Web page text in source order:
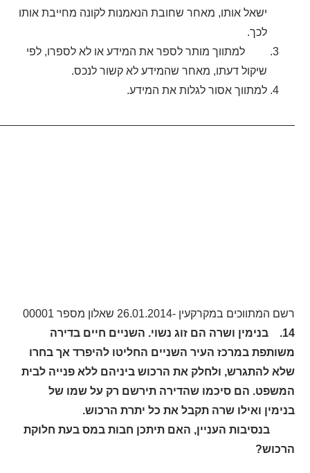
ישאל אותו, מאחר שחובת הנאמנות לקונה מחייבת אותו
לכך.
למתווך מותר לספר את המידע או לא לספרו, לפי
שיקול דעתו, מאחר שהמידע לא קשור לנכס.
למתווך אסור לגלות את המידע.
רשם המתווכים במקרקעין -26.01.2014 שאלון מספר 00001
14. בנימין ושרה הם זוג נשוי. השניים חיים בדירה
משותפת במרכז העיר השניים החליטו להיפרד אך בחרו
שלא להתגרש, ולחלק את הרכוש ביניהם ללא פנייה לבית
המשפט. הם סיכמו שהדירה תירשם רק על שמו של
בנימין ואילו שרה תקבל את כל יתרת הרכוש.
בנסיבות העניין, האם תיתכן חבות במס בעת חלוקת
הרכוש?